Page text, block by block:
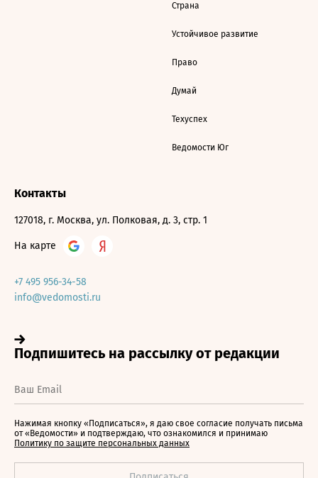
Страна
Устойчивое развитие
Право
Думай
Техуспех
Ведомости Юг
Контакты
127018, г. Москва, ул. Полковая, д. 3, стр. 1
На карте
+7 495 956-34-58
info@vedomosti.ru
Нажимая кнопку «Подписаться», я даю свое согласие получать письма
от «Ведомости» и подтверждаю, что ознакомился и принимаю
Политику по защите персональных данных